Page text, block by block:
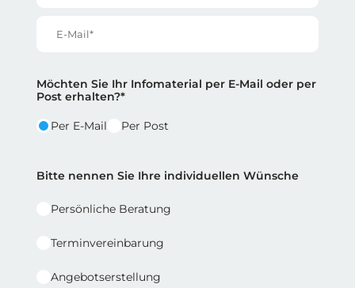
Reihe 2
Reihe 2 | Spalte 1
Möchten Sie Ihr Infomaterial per E-Mail oder per
Post erhalten?*
Per E-Mail Per Post
Reihe 2 | Spalte 2
Bitte nennen Sie Ihre individuellen Wünsche
Persönliche Beratung
Terminvereinbarung
Angebotserstellung